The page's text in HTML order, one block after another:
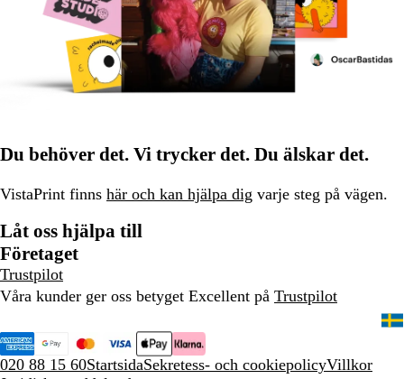
Du behöver det. Vi trycker det. Du älskar det.
VistaPrint finns här och kan hjälpa dig varje steg på vägen.
Låt oss hjälpa till
Företaget
Trustpilot
Våra kunder ger oss betyget Excellent på Trustpilot
020 88 15 60StartsidaSekretess- och cookiepolicyVillkor